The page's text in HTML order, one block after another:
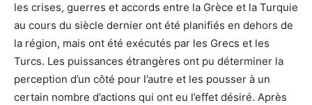
les crises, guerres et accords entre la Grèce et la Turquie
au cours du siècle dernier ont été planifiés en dehors de
la région, mais ont été exécutés par les Grecs et les
Turcs. Les puissances étrangères ont pu déterminer la
perception d’un côté pour l’autre et les pousser à un
certain nombre d’actions qui ont eu l’effet désiré. Après